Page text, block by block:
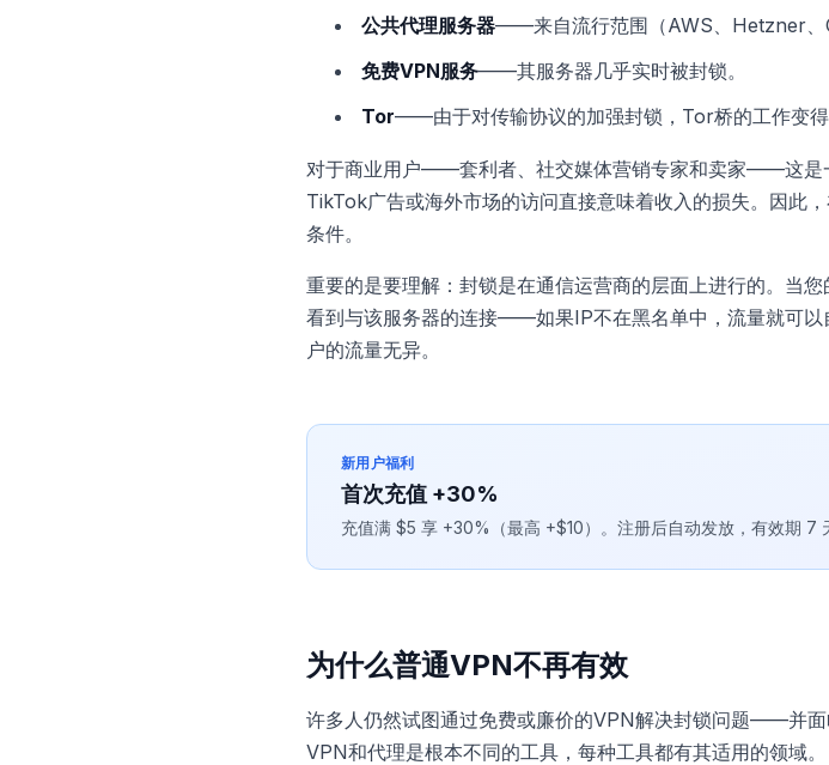
公共代理服务器——来自流行范围（AWS、Hetzner、
免费VPN服务——其服务器几乎实时被封锁。
Tor——由于对传输协议的加强封锁，Tor桥的工作变得
对于商业用户——套利者、社交媒体营销专家和卖家——这是
TikTok广告或海外市场的访问直接意味着收入的损失。因此
条件。
重要的是要理解：封锁是在通信运营商的层面上进行的。当
看到与该服务器的连接——如果IP不在黑名单中，流量就可
户的流量无异。
新用户福利
首次充值 +30%
充值满 $5 享 +30%（最高 +$10）。注册后自动发放，有效期 7
为什么普通VPN不再有效
许多人仍然试图通过免费或廉价的VPN解决封锁问题——并
VPN和代理是根本不同的工具，每种工具都有其适用的领域。